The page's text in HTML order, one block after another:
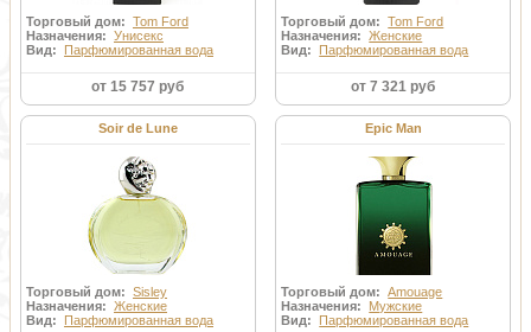
Торговый дом: Tom Ford
Назначения: Унисекс
Вид: Парфюмированная вода
от 15 757 руб
Торговый дом:Tom Ford
Назначения:Женские
Вид: Парфюмированная вода
от 7 321 руб
Soir de Lune
Торговый дом: Sisley
Назначения: Женские
Вид: Парфюмированная вода
Epic Man
Торговый дом:Amouage
Назначения: Мужские
Вид: Парфюмированная вода